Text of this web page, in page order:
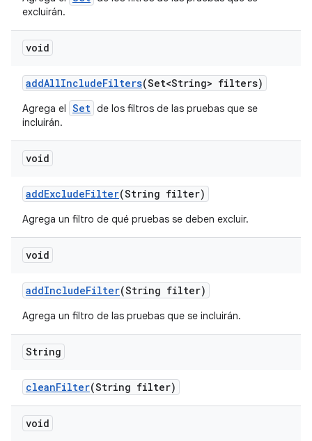
excluirán.
void
addAllIncludeFilters(Set<String> filters)
Agrega el Set de los filtros de las pruebas que se
incluirán.
void
addExcludeFilter(String filter)
Agrega un filtro de qué pruebas se deben excluir.
void
addIncludeFilter(String filter)
Agrega un filtro de las pruebas que se incluirán.
String
cleanFilter(String filter)
void